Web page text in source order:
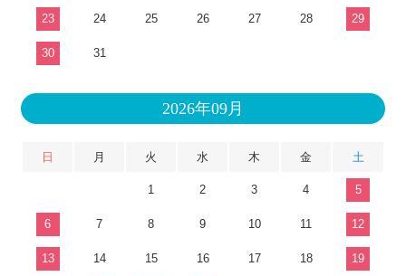
23 24 25 26 27 28 29
30 31
2026年09月
日 月 火 水 木 金 土
1 2 3 4 5
6 7 8 9 10 11 12
13 14 15 16 17 18 19